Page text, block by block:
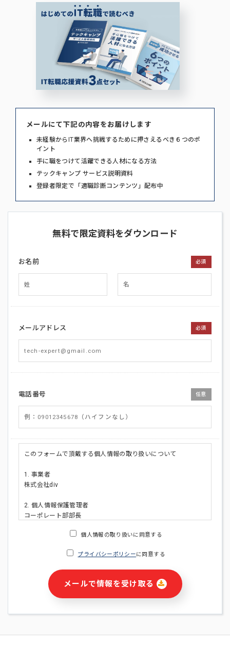
メールにて下記の内容をお届けします
未経験からIT業界へ挑戦するために押さえるべき６つのポ
イント
手に職をつけて活躍できる人材になる方法
テックキャンプ サービス説明資料
登録者限定で「適職診断コンテンツ」配布中
無料で限定資料をダウンロード
お名前 必須
メールアドレス 必須
電話番号 任意
このフォームで頂戴する個人情報の取り扱いについて
1. 事業者
株式会社div
2. 個人情報保護管理者
コーポレート部部長
・ご請求された資料の送付のため
・本サービス及び本サービスに関連する情報(当社及び第三者の
サービス又は商品等の広告配信・宣伝を含みますが、それらに
個人情報の取り扱いに同意する
プライバシーポリシーに同意する
メールで情報を受け取る